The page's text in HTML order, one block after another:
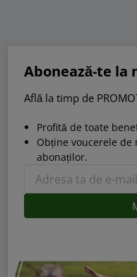
Abonează-te la
Află la timp de
Profită de toate
Obține voucerele
abonaților.